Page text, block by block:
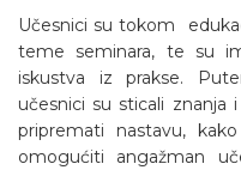
Učesnici su tokom
teme seminara, te su
iskustva iz prakse.
učesnici su sticali
pripremati nastavu,
omogućiti angažman